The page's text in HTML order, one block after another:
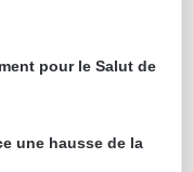
pour le Salut de
une hausse de la